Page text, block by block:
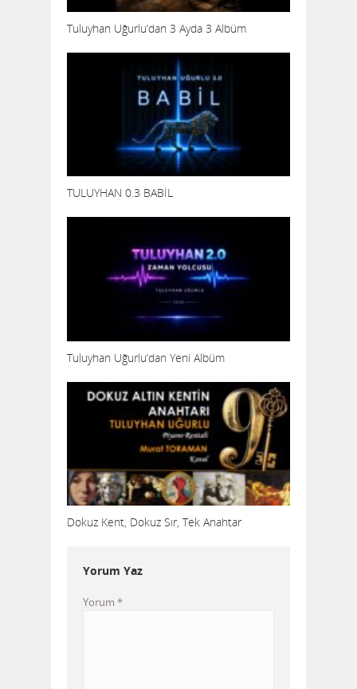
Tuluyhan Uğurlu’dan 3 Ayda 3 Albüm
TULUYHAN 0.3 BABİL
Tuluyhan Uğurlu’dan Yeni Albüm
Dokuz Kent, Dokuz Sır, Tek Anahtar
Yorum Yaz
Yorum *